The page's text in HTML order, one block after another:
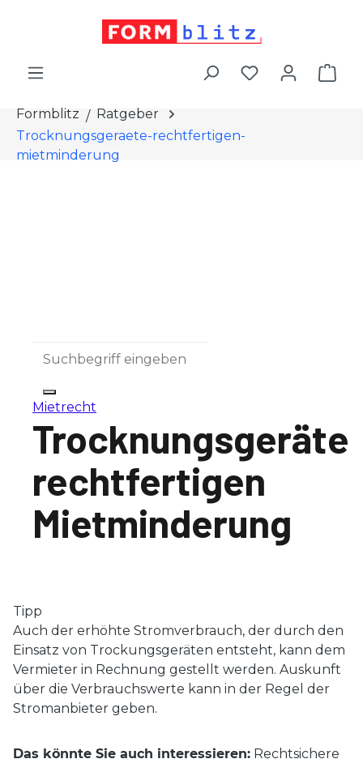
Formblitz
Ratgeber
Trocknungsgeraete-rechtfertigen-
mietminderung
Mietrecht
Trocknungsgeräte
rechtfertigen
Mietminderung
Tipp
Auch der erhöhte Stromverbrauch, der durch den
Einsatz von Trockungsgeräten entsteht, kann dem
Vermieter in Rechnung gestellt werden. Auskunft
über die Verbrauchswerte kann in der Regel der
Stromanbieter geben.
Das könnte Sie auch interessieren: Rechtsichere